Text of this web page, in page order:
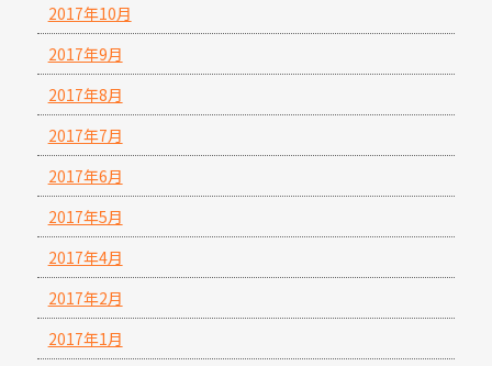
2017年10月
2017年9月
2017年8月
2017年7月
2017年6月
2017年5月
2017年4月
2017年2月
2017年1月